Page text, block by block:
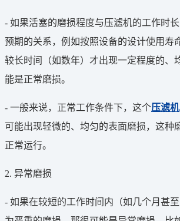
- 如果活塞的磨损程度与压滤机的工作时
预期的关系，例如按照设备的设计使用寿
较长时间（如数年）才出现一定程度的、
能是正常磨损。
- 一般来说，正常工作条件下，这个压滤机
可能出现轻微的、均匀的表面磨损，这种
正常运行。
2. 异常磨损
- 如果在较短的工作时间内（如几个月甚